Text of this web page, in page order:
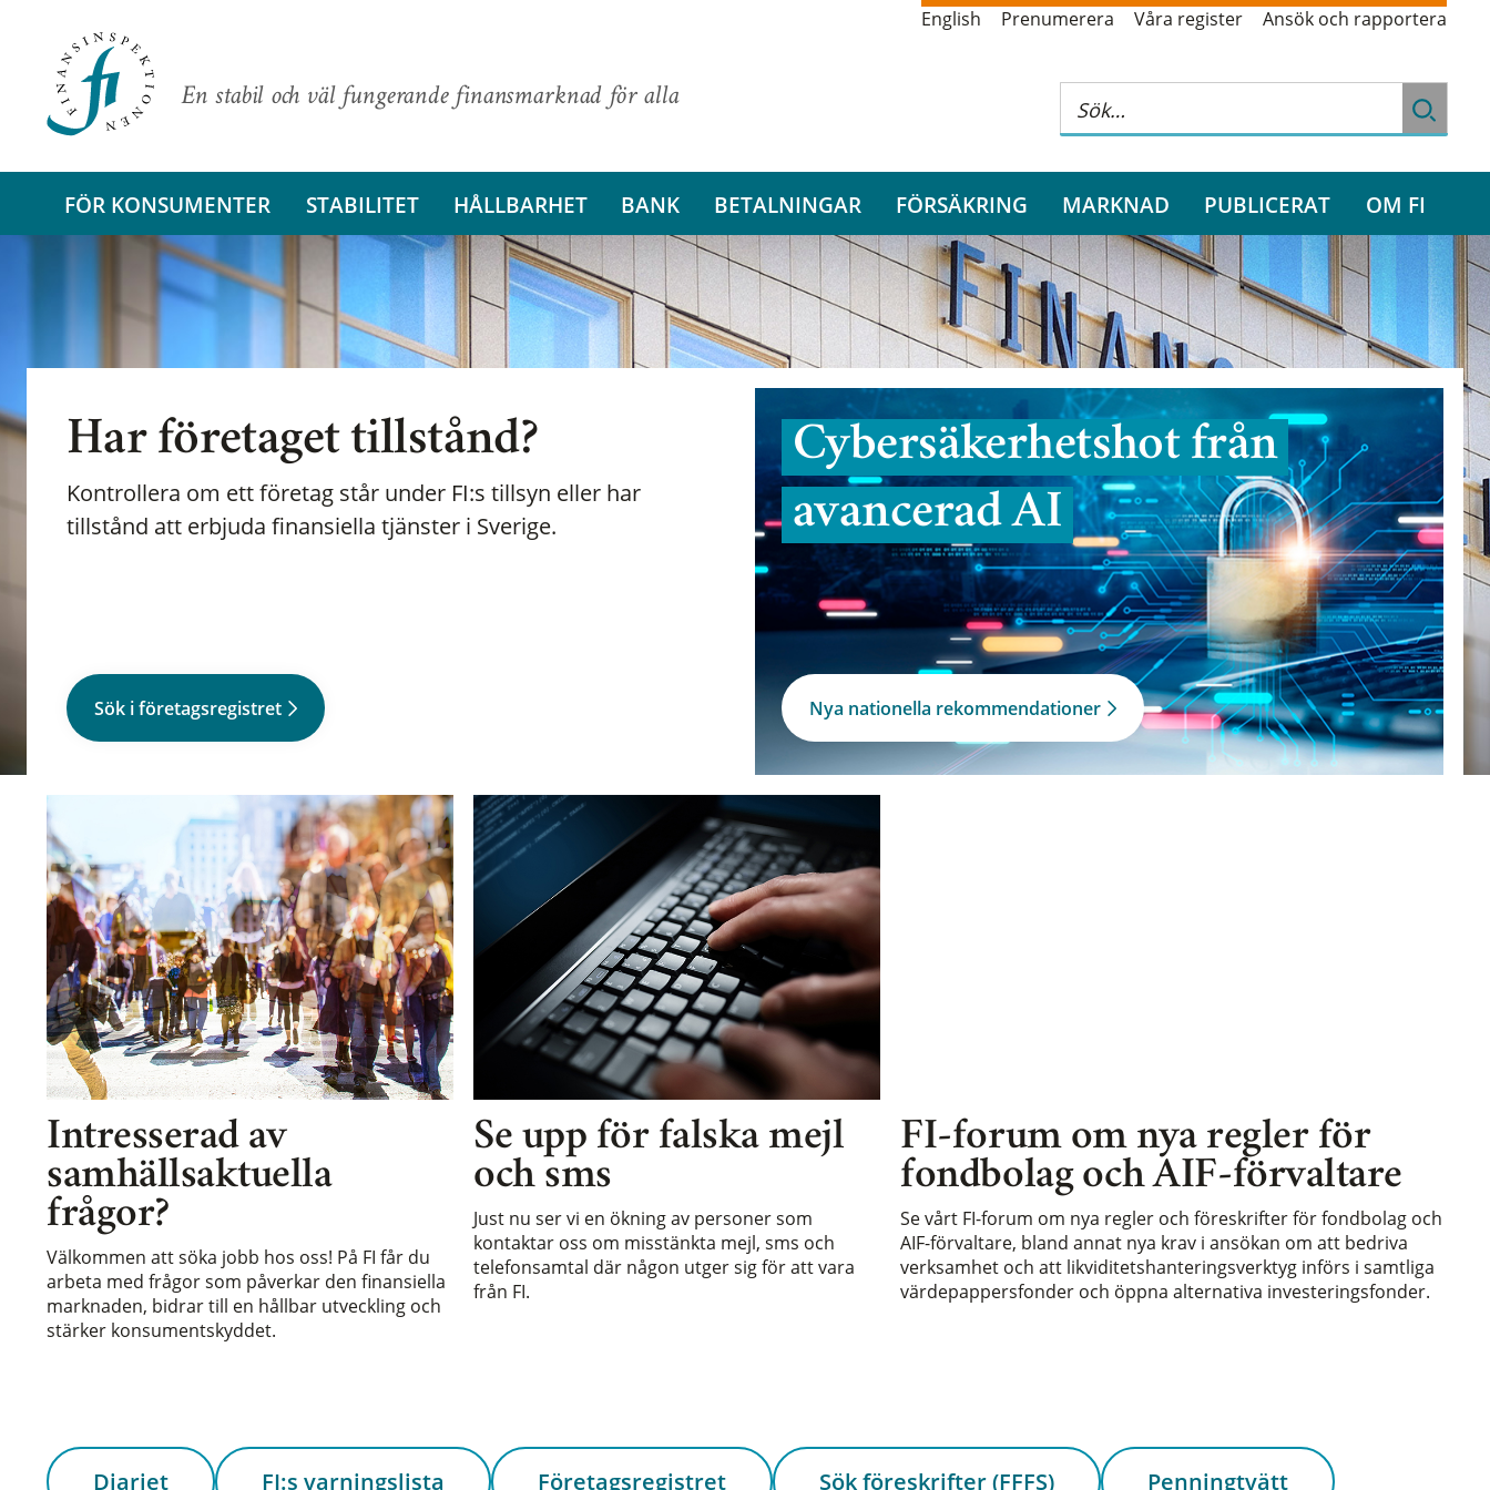
En stabil och väl fungerande finansmarknad för alla
English Prenumerera Våra register Ansök och rapportera
FÖR KONSUMENTER STABILITET HÅLLBARHET BANK BETALNINGAR FÖRSÄKRING MARKNAD PUBLICERAT OM FI
Har företaget tillstånd?
Kontrollera om ett företag står under FI:s tillsyn eller har
tillstånd att erbjuda finansiella tjänster i Sverige.
Sök i företagsregistret
Cybersäkerhetshot från
avancerad AI
Nya nationella rekommendationer
Intresserad av
samhällsaktuella
frågor?
Välkommen att söka jobb hos oss! På FI får du
arbeta med frågor som påverkar den finansiella
marknaden, bidrar till en hållbar utveckling och
stärker konsumentskyddet.
Se upp för falska mejl
och sms
Just nu ser vi en ökning av personer som
kontaktar oss om misstänkta mejl, sms och
telefonsamtal där någon utger sig för att vara
från FI.
FI-forum om nya regler för
fondbolag och AIF-förvaltare
Se vårt FI-forum om nya regler och föreskrifter för fondbolag och
AIF-förvaltare, bland annat nya krav i ansökan om att bedriva
verksamhet och att likviditetshanteringsverktyg införs i samtliga
värdepappersfonder och öppna alternativa investeringsfonder.
Diariet FI:s varningslista Företagsregistret Sök föreskrifter (FFFS) Penningtvätt